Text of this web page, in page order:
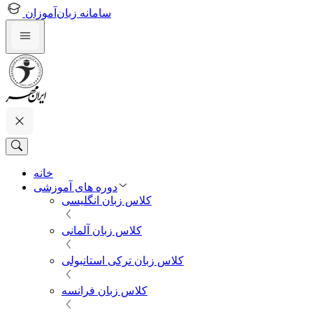
سامانه زبان‌آموزان
خانه
دوره های آموزشی
کلاس زبان انگلیسی
کلاس زبان آلمانی
کلاس زبان ترکی استانبولی
کلاس زبان فرانسه